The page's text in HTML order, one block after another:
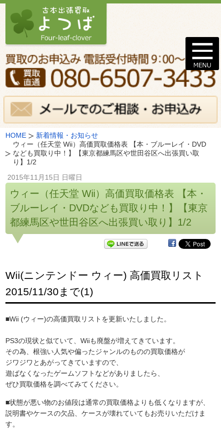
HOME
新着情報・お知らせ
ウィー（任天堂 Wii）高価買取価格表 【本・ブルーレイ・DVD
なども買取り中！】【東京都練馬区や世田谷区へ出張買い取
り】1/2
2015年11月15日 日曜日
ウィー（任天堂 Wii）高価買取価格表 【本・
ブルーレイ・DVDなども買取り中！】【東京
都練馬区や世田谷区へ出張買い取り】1/2
Wii(ニンテンドー ウィー) 高価買取リスト
2015/11/30まで(1)
■Wii (ウィー)の高価買取リストを更新いたしました。
PS3の現状と似ていて、Wiiも廃盤が増えてきています。
その為、根強い人気や偏ったジャンルのものの買取価格が
ジワジワとあがってきていますので、
遊ばなくなったゲームソフトなどがありましたら、
ぜひ買取価格を調べてみてください。
■状態が悪い物のお値段は通常の買取価格よりも低くなりますが、
説明書やケースの欠品、ケースが壊れていてもお売りいただけま
す。